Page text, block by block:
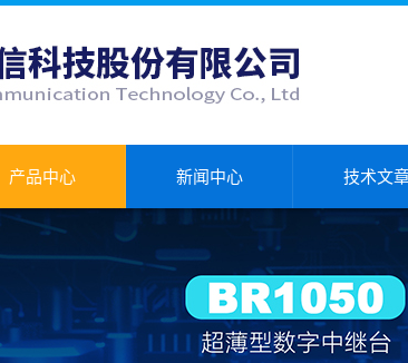
产品中心 新闻中心 技术文